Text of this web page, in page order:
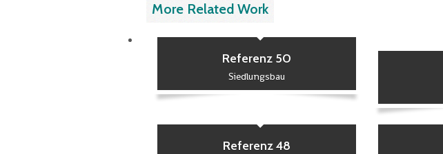
More Related Work
Referenz 50
Siedlungsbau
Referenz 48